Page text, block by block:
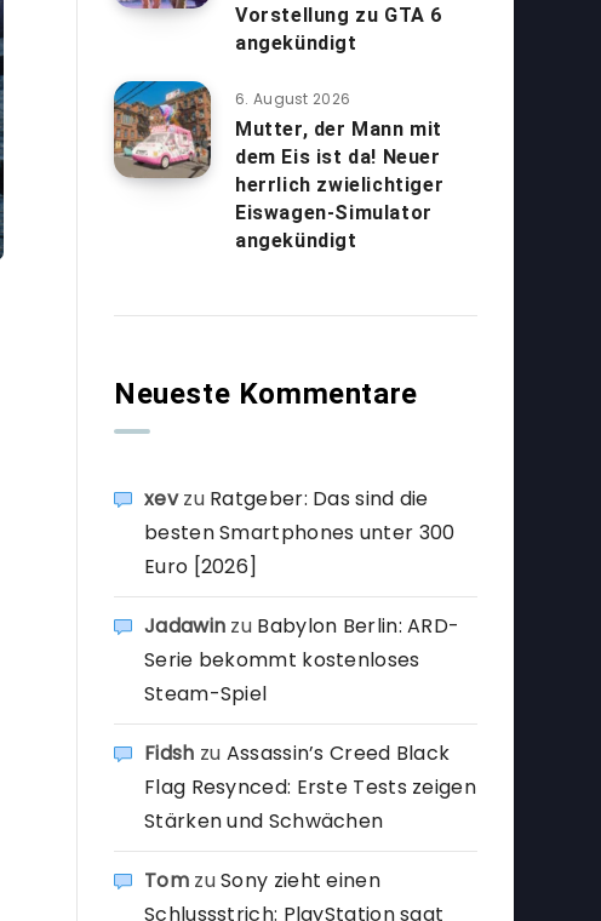
Vorstellung zu GTA 6
angekündigt
6. August 2026
Mutter, der Mann mit
dem Eis ist da! Neuer
herrlich zwielichtiger
Eiswagen-Simulator
angekündigt
Neueste Kommentare
xevzu Ratgeber: Das sind die
besten Smartphones unter 300
Euro [2026]
Jadawin zu Babylon Berlin: ARD-
Serie bekommt kostenloses
Steam-Spiel
Fidsh zu Assassin’s Creed Black
Flag Resynced: Erste Tests zeigen
Stärken und Schwächen
TomzuSony zieht einen
Schlussstrich: PlayStation sagt